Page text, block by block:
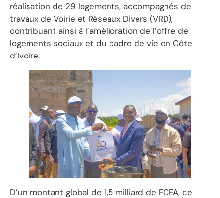
réalisation de 29 logements, accompagnés de
travaux de Voirie et Réseaux Divers (VRD),
contribuant ainsi à l’amélioration de l’offre de
logements sociaux et du cadre de vie en Côte
d’Ivoire.
D’un montant global de 1,5 milliard de FCFA, ce